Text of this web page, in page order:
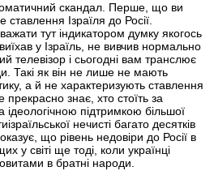
скандал. Перше, що ви
Ізраїля до Росії.
тут індикатором думку якогось
у Ізраїль, не вивчив нормально
телевізор і сьогодні вам транслює
Такі як він не лише не мають
а й не характеризують ставлення
прекрасно знає, хто стоїть за
ідеологічною підтримкою більшої
нечисті багато десятків
що рівень недовіри до Росії в
у світі ще тоді, коли українці
в братні народи.